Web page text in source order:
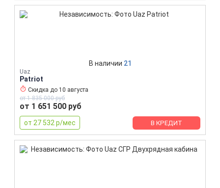
Uaz
Patriot
В наличии 21
Скидка до 10 августа
от 1 835 000 руб
от 1 651 500 руб
от 27 532 р/мес В КРЕДИТ